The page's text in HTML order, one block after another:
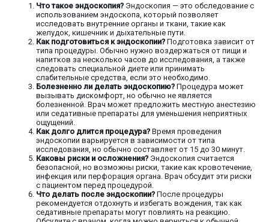
Что такое эндоскопия? Эндоскопия — это обследование с
использованием эндоскопа, который позволяет
исследовать внутренние органы и ткани, такие как
желудок, кишечник и дыхательные пути.
Как подготовиться к эндоскопии? Подготовка зависит от
типа процедуры. Обычно нужно воздержаться от пищи и
напитков за несколько часов до исследования, а также
следовать специальной диете или принимать
слабительные средства, если это необходимо.
Болезненно ли делать эндоскопию? Процедура может
вызывать дискомфорт, но обычно не является
болезненной. Врач может предложить местную анестезию
или седативные препараты для уменьшения неприятных
ощущений.
Как долго длится процедура? Время проведения
эндоскопии варьируется в зависимости от типа
исследования, но обычно составляет от 15 до 30 минут.
Каковы риски и осложнения? Эндоскопия считается
безопасной, но возможны риски, такие как кровотечение,
инфекция или перфорация органа. Врач обсудит эти риски
с пациентом перед процедурой.
Что делать после эндоскопии? После процедуры
рекомендуется отдохнуть и избегать вождения, так как
седативные препараты могут повлиять на реакцию.